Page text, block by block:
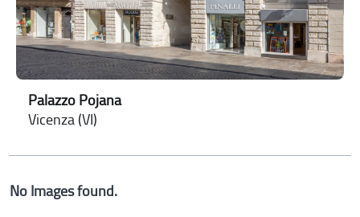
Palazzo Pojana
Vicenza (VI)
No Images found.